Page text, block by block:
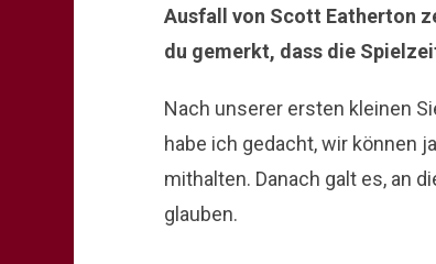
Ausfall von Scott Eatherton
du gemerkt, dass die
Nach unserer ersten kleinen
habe ich gedacht, wir können
mithalten. Danach galt es, an
glauben.